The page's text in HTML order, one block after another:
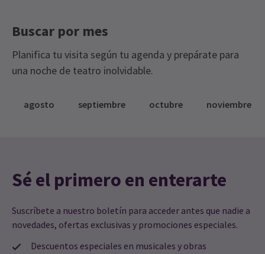
Buscar por mes
Planifica tu visita según tu agenda y prepárate para
una noche de teatro inolvidable.
agosto septiembre octubre noviembre
Sé el primero en enterarte
Suscríbete a nuestro boletín para acceder antes que nadie a
novedades, ofertas exclusivas y promociones especiales.
Descuentos especiales en musicales y obras